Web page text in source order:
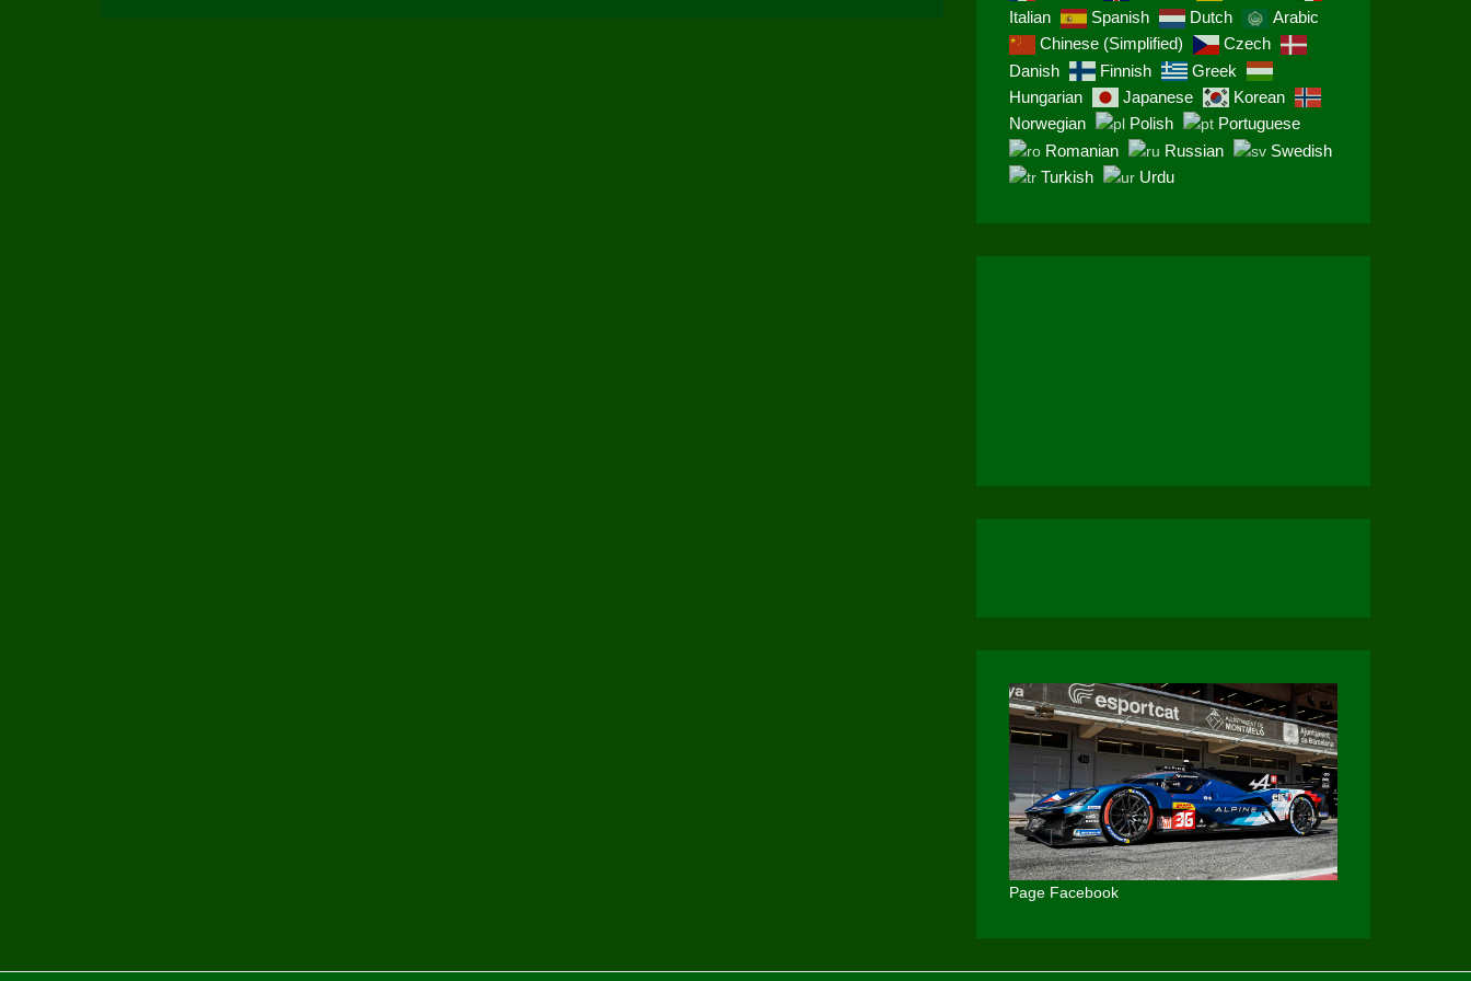
Italian
Spanish Dutch
Arabic
Chinese (Simplified)
Czech
Danish
Finnish
Greek
Hungarian
Japanese
Korean
Norwegian
Polish
Portuguese
Romanian
Russian
Swedish
Turkish
Urdu
Page Facebook